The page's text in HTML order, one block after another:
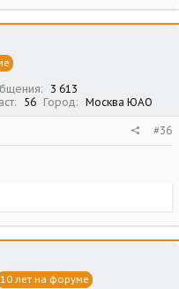
3 613
56 Город Москва ЮАО
#36
10 лет на форуме